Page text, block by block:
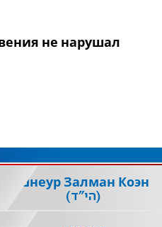
не нарушал
Шнеур Залман Коэн
(הי"ד)